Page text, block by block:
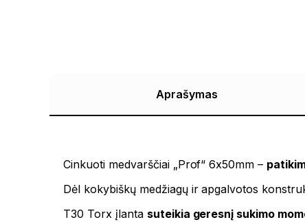
Aprašymas
Cinkuoti medvarščiai „Prof“ 6x50mm –
Dėl kokybiškų medžiagų ir apgalvotos
T30 Torx įlanta suteikia geresnį sukimo